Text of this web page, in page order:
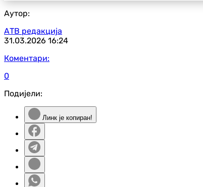
Аутор:
АТВ редакција
31.03.2026 16:24
Коментари:
0
Подијели:
Линк је копиран!